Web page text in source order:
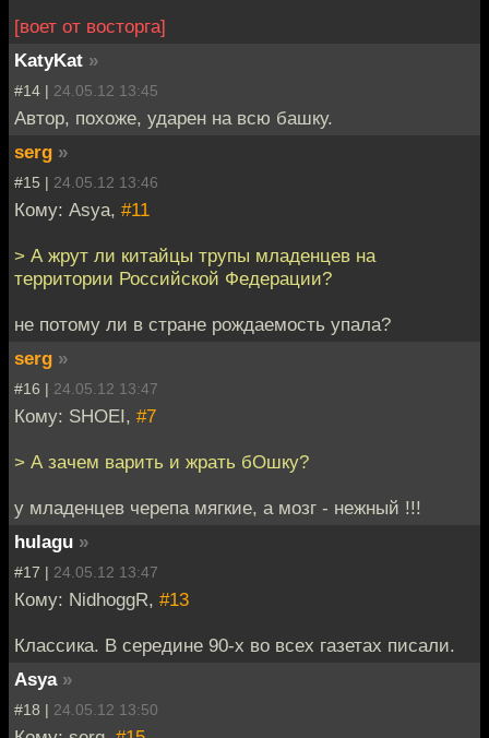
[воет от восторга]
KatyKat »
#14 | 24.05.12 13:45
Автор, похоже, ударен на всю башку.
serg »
#15 | 24.05.12 13:46
Кому: Asya, #11
> А жрут ли китайцы трупы младенцев на
территории Российской Федерации?
не потому ли в стране рождаемость упала?
serg »
#16 | 24.05.12 13:47
Кому: SHOEI, #7
> А зачем варить и жрать бОшку?
у младенцев черепа мягкие, а мозг - нежный !!!
hulagu »
#17 | 24.05.12 13:47
Кому: NidhoggR, #13
Классика. В середине 90-х во всех газетах писали.
Asya »
#18 | 24.05.12 13:50